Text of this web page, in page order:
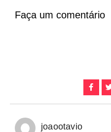
Faça um comentário
joaootavio